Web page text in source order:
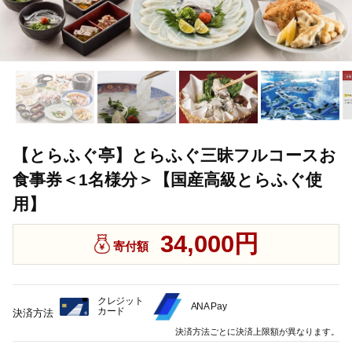
【とらふぐ亭】とらふぐ三昧フルコースお
食事券＜1名様分＞【国産高級とらふぐ使
用】
寄付額 34,000円
決済方法
クレジット
カード
ANA Pay
決済方法ごとに決済上限額が異なります。